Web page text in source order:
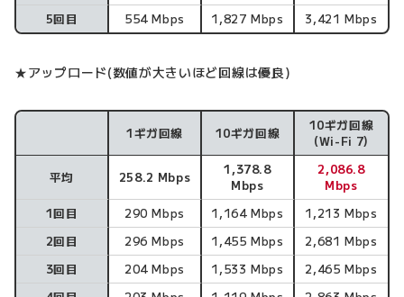
5回目
554 Mbps 1,827 Mbps 3,421 Mbps
★アップロード(数値が大きいほど回線は優良)
アップロード速度
1ギガ回線 10ギガ回線
10ギガ回線
(Wi-Fi 7)
平均 258.2 Mbps
1,378.8
Mbps
2,086.8
Mbps
1回目
290 Mbps 1,164 Mbps
1,213 Mbps
2回目
296 Mbps 1,455 Mbps
2,681 Mbps
3回目
204 Mbps 1,533 Mbps
2,465 Mbps